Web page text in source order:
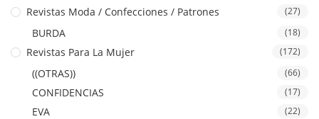
Revistas Moda / Confecciones / Patrones (27)
BURDA (18)
Revistas Para La Mujer (172)
((OTRAS)) (66)
CONFIDENCIAS (17)
EVA (22)